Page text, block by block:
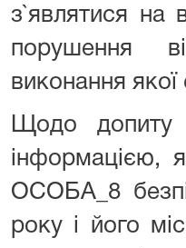
з`являтися на
порушення
виконання
Щодо
інформацією,
ОСОБА_8
року і його